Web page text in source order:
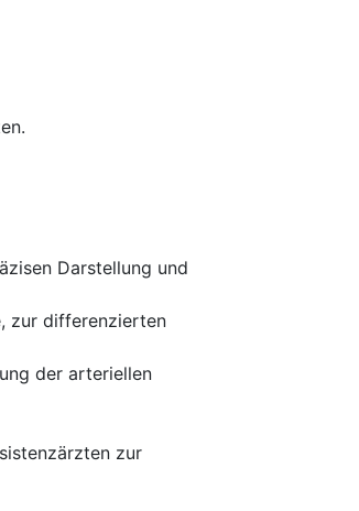
Darstellung und
zur differenzierten
der arteriellen
zur